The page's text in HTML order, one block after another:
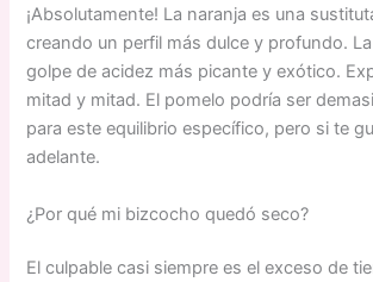
¡Absolutamente! La naranja es una
creando un perfil más dulce y profundo.
golpe de acidez más picante y exótico.
mitad y mitad. El pomelo podría ser
para este equilibrio específico, pero si te
adelante.
¿Por qué mi bizcocho quedó seco?
El culpable casi siempre es el exceso de